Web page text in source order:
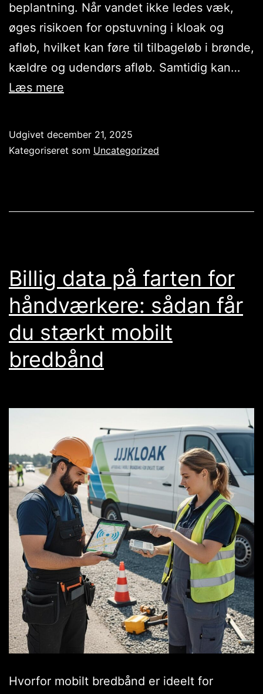
beplantning. Når vandet ikke ledes væk,
øges risikoen for opstuvning i kloak og
afløb, hvilket kan føre til tilbageløb i brønde,
kældre og udendørs afløb. Samtidig kan…
Læs mere
Sådan
omkring
kloak
og
afløb
Udgivet december 21, 2025
Kategoriseret som Uncategorized
Billig data på farten for
håndværkere: sådan får
du stærkt mobilt
bredbånd
Hvorfor mobilt bredbånd er ideelt for